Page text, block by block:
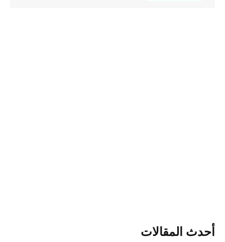
أحدث المقالات